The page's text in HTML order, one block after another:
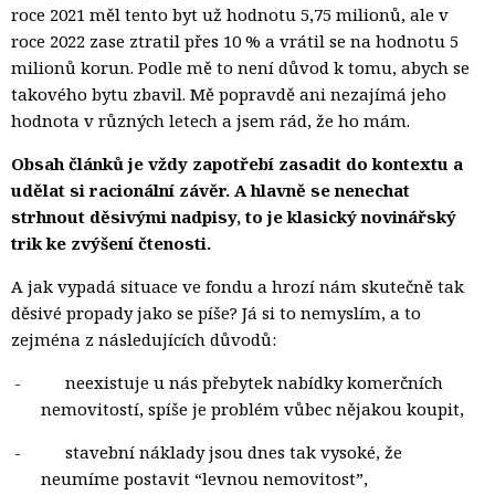
roce 2021 měl tento byt už hodnotu 5,75 milionů, ale v
roce 2022 zase ztratil přes 10 % a vrátil se na hodnotu 5
milionů korun. Podle mě to není důvod k tomu, abych se
takového bytu zbavil. Mě popravdě ani nezajímá jeho
hodnota v různých letech a jsem rád, že ho mám.
Obsah článků je vždy zapotřebí zasadit do kontextu a
udělat si racionální závěr. A hlavně se nenechat
strhnout děsivými nadpisy, to je klasický novinářský
trik ke zvýšení čtenosti.
A jak vypadá situace ve fondu a hrozí nám skutečně tak
děsivé propady jako se píše? Já si to nemyslím, a to
zejména z následujících důvodů:
-
neexistuje u nás přebytek nabídky komerčních
nemovitostí, spíše je problém vůbec nějakou koupit,
-
stavební náklady jsou dnes tak vysoké, že
neumíme postavit “levnou nemovitost”,